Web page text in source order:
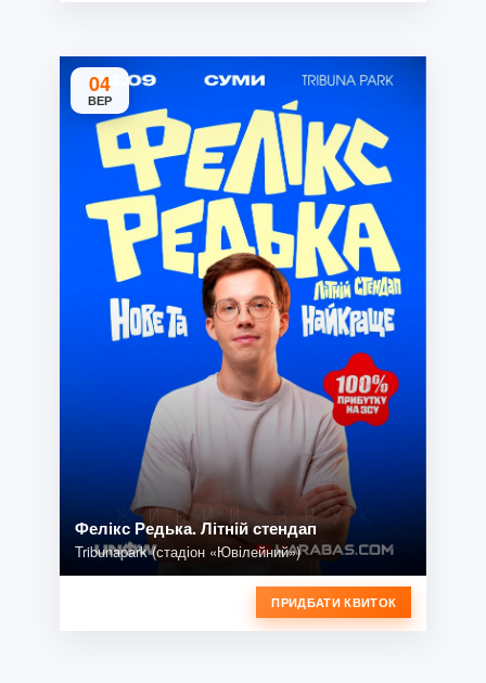
04
ВЕР
Фелікс Редька. Літній стендап
Tribunapark (стадіон «Ювілейний»)
ПРИДБАТИ КВИТОК